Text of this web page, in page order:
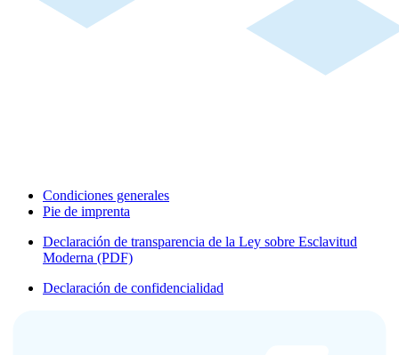
Condiciones generales
Pie de imprenta
Declaración de transparencia de la Ley sobre Esclavitud
Moderna (PDF)
Declaración de confidencialidad